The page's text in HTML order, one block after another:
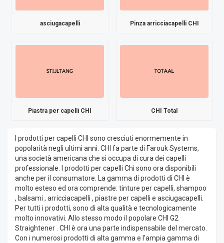
asciugacapelli Pinza arricciacapelli CHI
Piastra per capelli CHI CHI Total
I prodotti per capelli CHI sono cresciuti enormemente in
popolarità negli ultimi anni. CHI fa parte di Farouk Systems,
una società americana che si occupa di cura dei capelli
professionale. I prodotti per capelli Chi sono ora disponibili
anche per il consumatore. La gamma di prodotti di CHI è
molto esteso ed ora comprende: tinture per capelli, shampoo
, balsami , arricciacapelli , piastre per capelli e asciugacapelli.
Per tutti i prodotti, sono di alta qualità e tecnologicamente
molto innovativi. Allo stesso modo il popolare CHI G2
Straightener . CHI è ora una parte indispensabile del mercato.
Con i numerosi prodotti di alta gamma e l'ampia gamma di